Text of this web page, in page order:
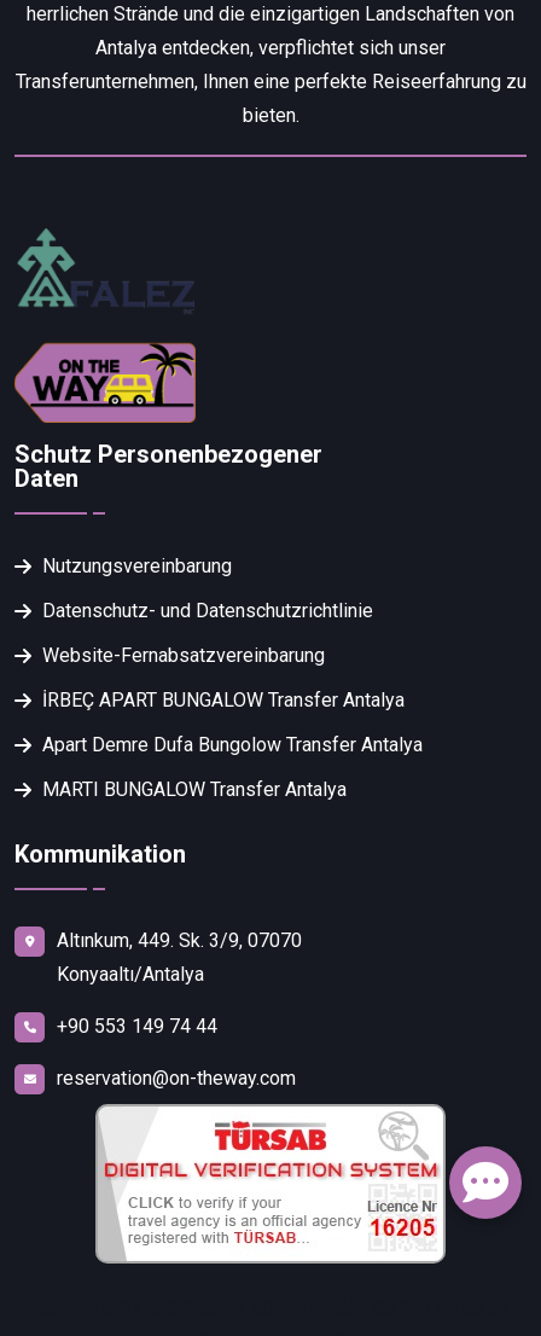
herrlichen Strände und die einzigartigen Landschaften von
Antalya entdecken, verpflichtet sich unser
Transferunternehmen, Ihnen eine perfekte Reiseerfahrung zu
bieten.
Schutz Personenbezogener
Daten
Nutzungsvereinbarung
Datenschutz- und Datenschutzrichtlinie
Website-Fernabsatzvereinbarung
İRBEÇ APART BUNGALOW Transfer Antalya
Apart Demre Dufa Bungolow Transfer Antalya
MARTI BUNGALOW Transfer Antalya
Kommunikation
Altınkum, 449. Sk. 3/9, 07070
Konyaaltı/Antalya
+90 553 149 74 44
reservation@on-theway.com